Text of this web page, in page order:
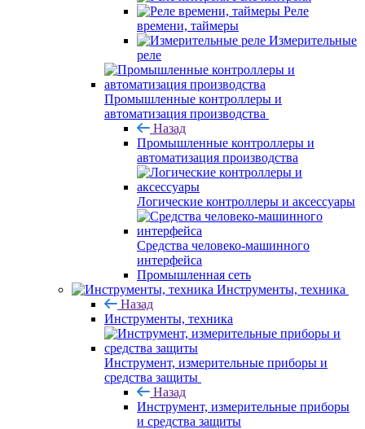
Реле
времени, таймеры
Измерительные
реле
Промышленные контроллеры и
автоматизация производства
Назад
Промышленные контроллеры и
автоматизация производства
Логические контроллеры и аксессуары
Средства человеко-машинного
интерфейса
Промышленная сеть
Инструменты, техника
Назад
Инструменты, техника
Инструмент, измерительные приборы и
средства защиты
Назад
Инструмент, измерительные приборы
и средства защиты